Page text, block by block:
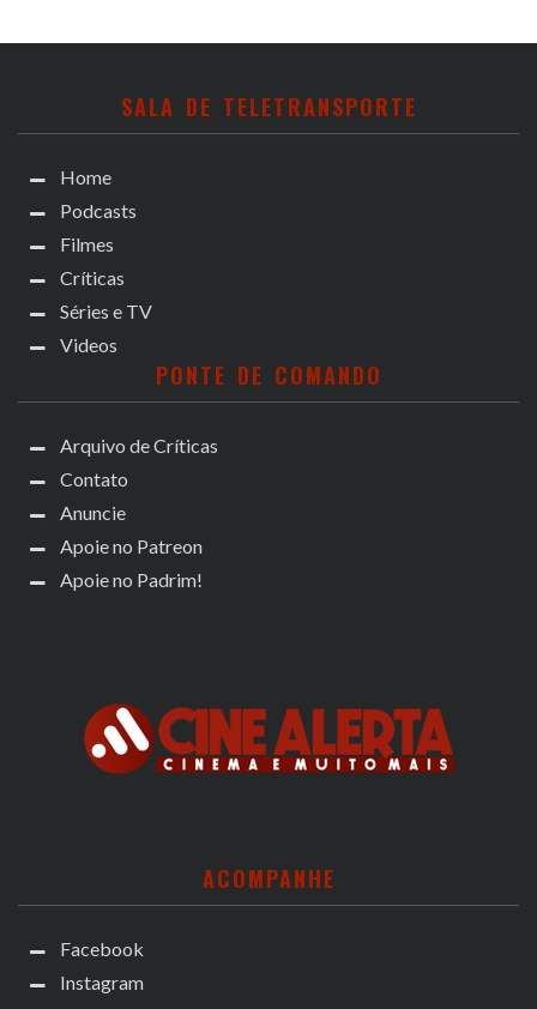
SALA DE TELETRANSPORTE
Home
Podcasts
Filmes
Críticas
Séries e TV
Videos
PONTE DE COMANDO
Arquivo de Críticas
Contato
Anuncie
Apoie no Patreon
Apoie no Padrim!
ACOMPANHE
Facebook
Instagram